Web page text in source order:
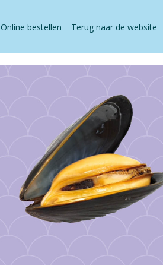
Online bestellen Terug naar de website